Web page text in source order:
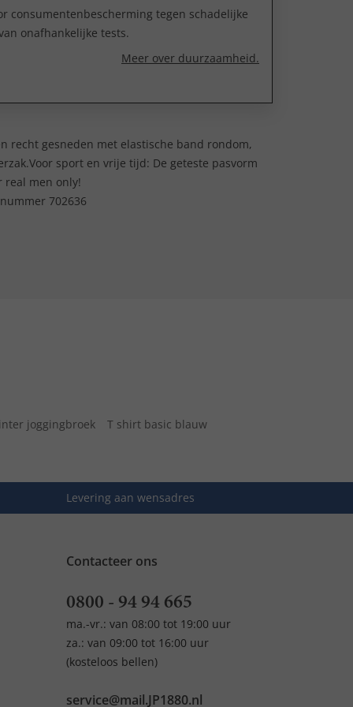
consumentenbescherming tegen schadelijke
onafhankelijke tests.
Meer over duurzaamheid.
recht gesneden met elastische band rondom,
sport en vrije tijd: De geteste pasvorm
real men only!
702636
joggingbroek T shirt basic blauw
Levering aan wensadres
Contacteer ons
0800 - 94 94 665
ma.-vr.: van 08:00 tot 19:00 uur
za.: van 09:00 tot 16:00 uur
(kosteloos bellen)
service@mail.JP1880.nl